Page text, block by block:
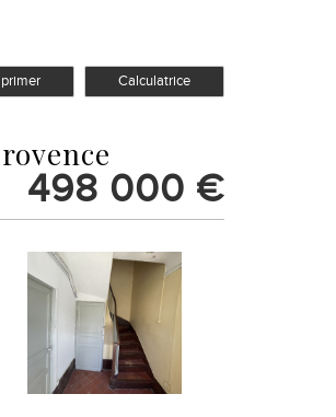
Calculatrice
498 000 €